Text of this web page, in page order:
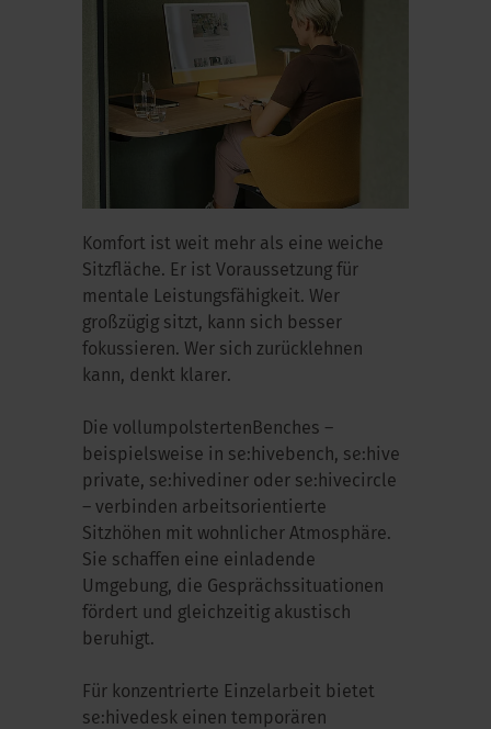
Komfort ist weit mehr als eine weiche
Sitzfläche. Er ist Voraussetzung für
mentale Leistungsfähigkeit. Wer
großzügig sitzt, kann sich besser
fokussieren. Wer sich zurücklehnen
kann, denkt klarer.
Die vollumpolsterten Benches –
beispielsweise in se:hive bench, se:hive
private, se:hivedineroder se:hivecircle
– verbinden arbeitsorientierte
Sitzhöhen mit wohnlicher Atmosphäre.
Sie schaffen eine einladende
Umgebung, die Gesprächssituationen
fördert und gleichzeitig akustisch
beruhigt.
Für konzentrierte Einzelarbeit bietet
se:hivedeskeinen temporären